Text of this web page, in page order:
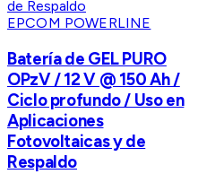
EPCOM POWERLINE
Batería de GEL PURO
OPzV / 12 V @ 150 Ah /
Ciclo profundo / Uso en
Aplicaciones
Fotovoltaicas y de
Respaldo